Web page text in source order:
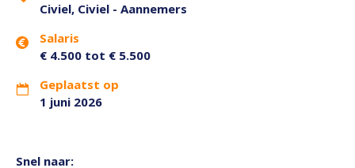
Civiel, Civiel - Aannemers
Salaris
€ 4.500 tot € 5.500
Geplaatst op
1 juni 2026
Snel naar: